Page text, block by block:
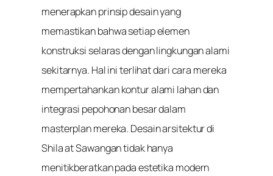
menerapkan prinsip desain yang
memastikan bahwa setiap elemen
konstruksi selaras dengan lingkungan alami
sekitarnya. Hal ini terlihat dari cara mereka
mempertahankan kontur alami lahan dan
integrasi pepohonan besar dalam
masterplan mereka. Desain arsitektur di
Shila at Sawangan tidak hanya
menitikberatkan pada estetika modern